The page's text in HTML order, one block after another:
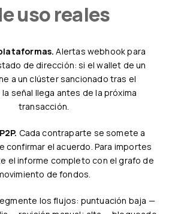
uso reales
Alertas webhook para
de dirección: si el wallet de un
a un clúster sancionado tras el
señal llega antes de la próxima
transacción.
Cada contraparte se somete a
confirmar el acuerdo. Para importes
el informe completo con el grafo de
de fondos.
los flujos: puntuación baja —